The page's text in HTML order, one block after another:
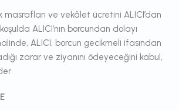
ve vekâlet ücretini ALICI’dan
ALICI’nın borcundan dolayı
ALICI, borcun gecikmeli ifasından
zarar ve ziyanını ödeyeceğini kabul,